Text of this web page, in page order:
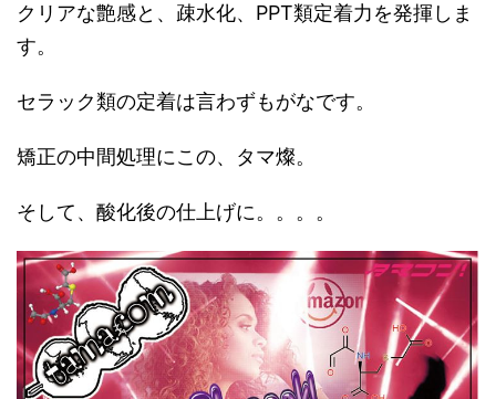
クリアな艶感と、疎水化、PPT類定着力を発揮しま
す。
セラック類の定着は言わずもがなです。
矯正の中間処理にこの、タマ燦。
そして、酸化後の仕上げに。。。。